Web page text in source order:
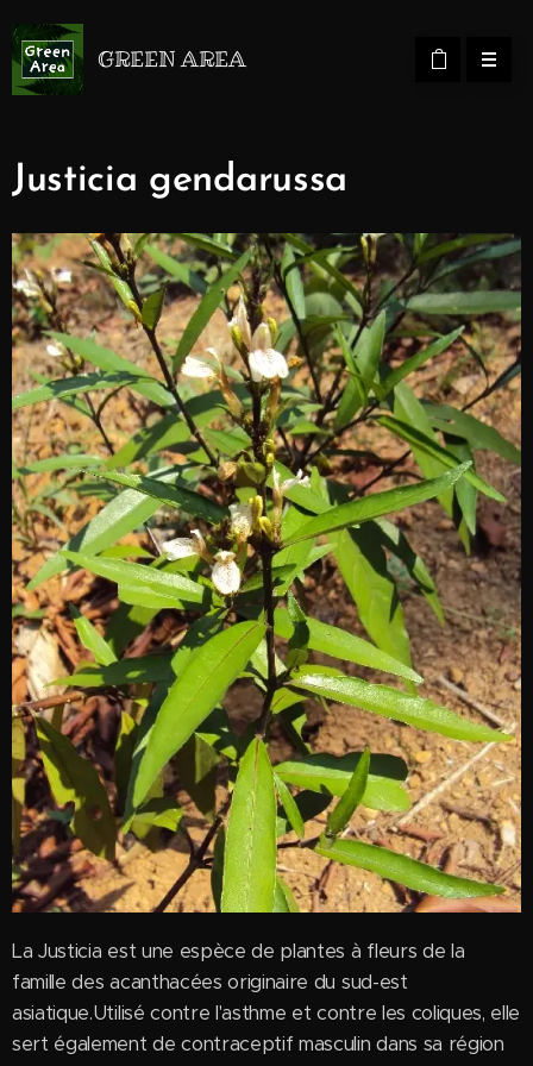
GREEN AREA
Justicia gendarussa
La Justicia est une espèce de plantes à fleurs de la
famille des acanthacées originaire du sud-est
asiatique.Utilisé contre l'asthme et contre les coliques, elle
sert également de contraceptif masculin dans sa région